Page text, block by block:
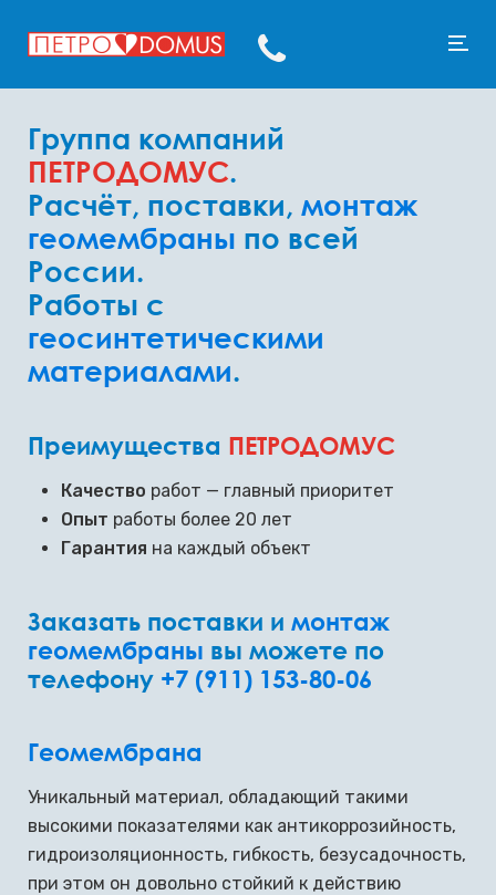
Группа компаний
ПЕТРОДОМУС.
Расчёт, поставки, монтаж
геомембраны по всей
России.
Работы с
геосинтетическими
материалами.
Преимущества ПЕТРОДОМУС
Качество работ — главный приоритет
Опыт работы более 20 лет
Гарантия на каждый объект
Заказать поставки и монтаж
геомембраны вы можете по
телефону +7 (911) 153-80-06
Геомембрана
Уникальный материал, обладающий такими
высокими показателями как антикоррозийность,
гидроизоляционность, гибкость, безусадочность,
при этом он довольно стойкий к действию